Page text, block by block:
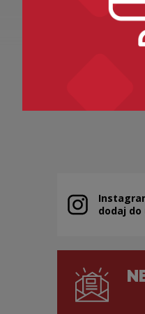
„A To
dodaj do
Uwaga, link